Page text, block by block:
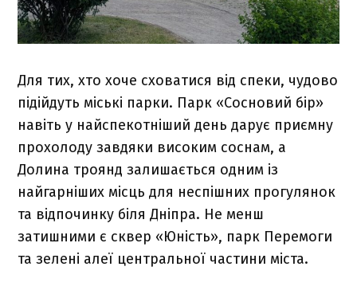
Для тих, хто хоче сховатися від спеки, чудово
підійдуть міські парки. Парк «Сосновий бір»
навіть у найспекотніший день дарує приємну
прохолоду завдяки високим соснам, а
Долина троянд залишається одним із
найгарніших місць для неспішних прогулянок
та відпочинку біля Дніпра. Не менш
затишними є сквер «Юність», парк Перемоги
та зелені алеї центральної частини міста.